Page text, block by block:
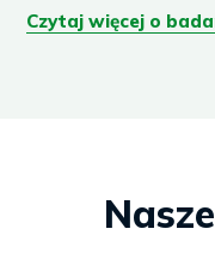
Czytaj więcej o